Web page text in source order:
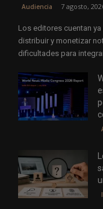
Audiencia 7 agosto,
Los editores cuentan
distribuir y monetizar
dificultades para